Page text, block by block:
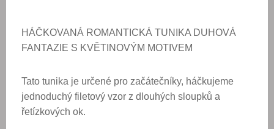
HÁČKOVANÁ ROMANTICKÁ TUNIKA DUHOVÁ
FANTAZIE S KVĚTINOVÝM MOTIVEM
Tato tunika je určené pro začátečníky, háčkujeme
jednoduchý filetový vzor z dlouhých sloupků a
řetízkových ok.